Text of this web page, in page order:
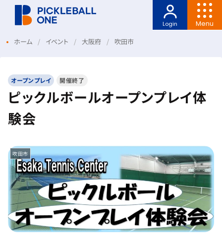
Menu
Login
ホーム イベント 大阪府 吹田市
オープンプレイ 開催終了
ピックルボールオープンプレイ体
験会
吹田市